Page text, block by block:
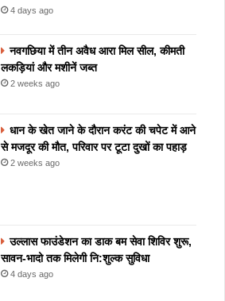
4 days ago
नवगछिया में तीन अवैध आरा मिल सील, कीमती
लकड़ियां और मशीनें जब्त
2 weeks ago
धान के खेत जाने के दौरान करंट की चपेट में आने
से मजदूर की मौत, परिवार पर टूटा दुखों का पहाड़
2 weeks ago
उल्लास फाउंडेशन का डाक बम सेवा शिविर शुरू,
सावन-भादो तक मिलेगी नि:शुल्क सुविधा
4 days ago